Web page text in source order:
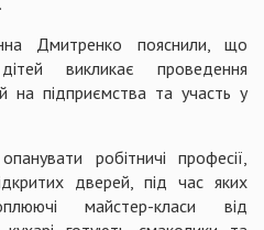
Дмитренко пояснили, що
викликає проведення
на підприємства та участь у
робітничі професії,
дверей, під час яких
майстер-класи від